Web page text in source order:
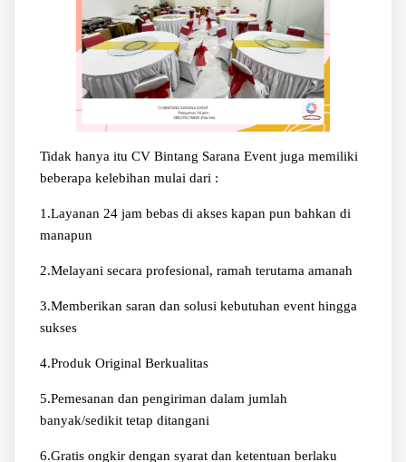
Tidak hanya itu CV Bintang Sarana Event juga memiliki
beberapa kelebihan mulai dari :
1.Layanan 24 jam bebas di akses kapan pun bahkan di
manapun
2.Melayani secara profesional, ramah terutama amanah
3.Memberikan saran dan solusi kebutuhan event hingga
sukses
4.Produk Original Berkualitas
5.Pemesanan dan pengiriman dalam jumlah
banyak/sedikit tetap ditangani
6.Gratis ongkir dengan syarat dan ketentuan berlaku